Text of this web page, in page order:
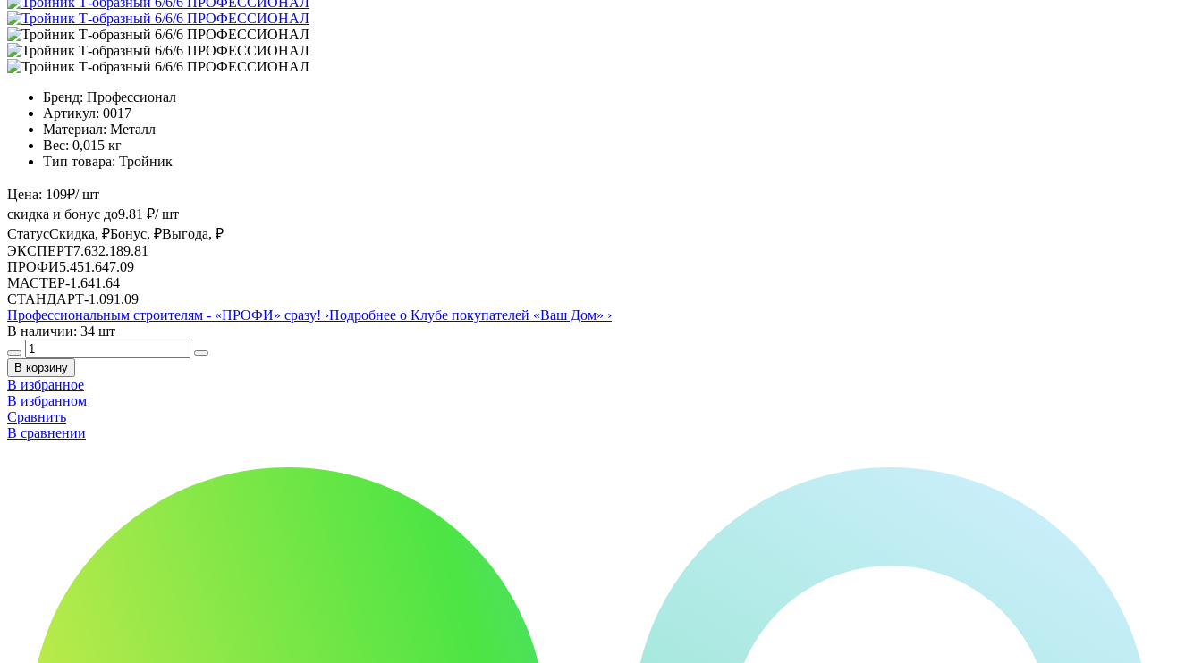
Бренд: Профессионал
Артикул: 0017
Материал: Металл
Вес: 0,015 кг
Тип товара: Тройник
Цена: 109₽/ шт
скидка и бонус до9.81 ₽/ шт
СтатусСкидка, ₽Бонус, ₽Выгода, ₽
ЭКСПЕРТ7.632.189.81
ПРОФИ5.451.647.09
МАСТЕР-1.641.64
СТАНДАРТ-1.091.09
Профессиональным строителям - «ПРОФИ» сразу! ›Подробнее о Клубе покупателей «Ваш Дом» ›
В наличии: 34 шт
В корзину
В избранное
В избранном
Сравнить
В сравнении